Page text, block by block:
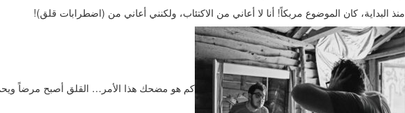
منذ البداية، كان الموضوع مربكاً! أنا لا أعاني من الاكتئاب، ولكنني أعاني من (اضطرابات قلق)!
كم هو مضحك هذا الأمر… القلق أصبح مرضاً